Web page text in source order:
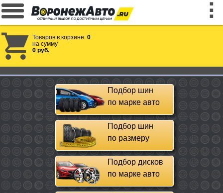
Товаров в корзине: 0
на сумму
0 руб.
Подбор шин
по марке авто
Подбор шин
по размеру
Подбор дисков
по марке авто